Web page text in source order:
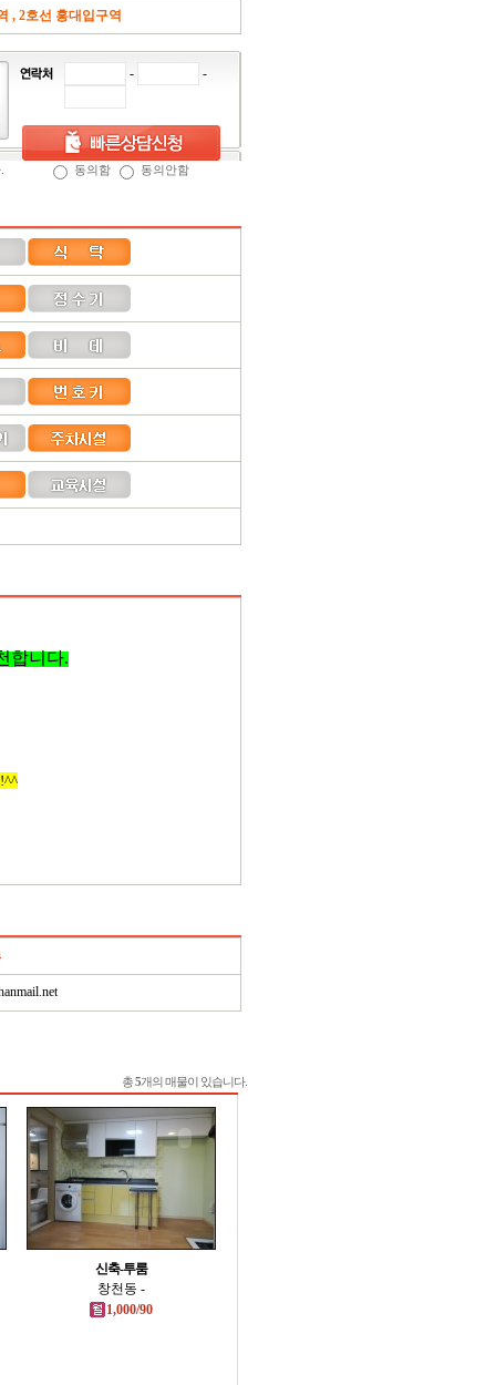
, 2호선 홍대입구역
- -
동의함 동의안함
합니다.
총5개의 매물이 있습니다.
신축-투룸
창천동 -
1,000/90